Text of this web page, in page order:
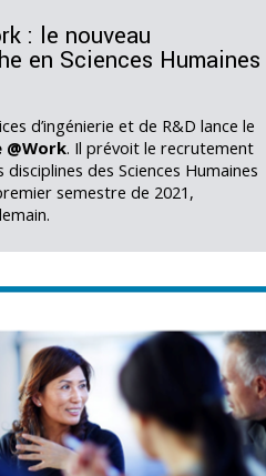
: le nouveau
en Sciences Humaines
d’ingénierie et de R&D lance le
@Work. Il prévoit le recrutement
des Sciences Humaines
semestre de 2021,